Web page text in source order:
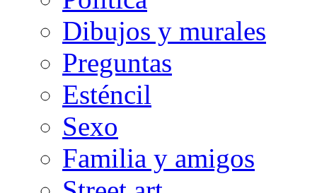
Dibujos y murales
Preguntas
Esténcil
Sexo
Familia y amigos